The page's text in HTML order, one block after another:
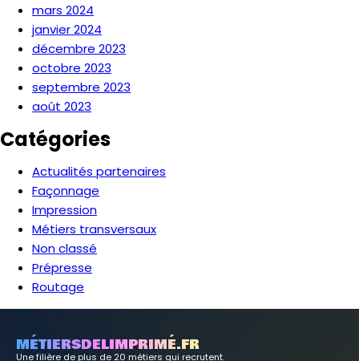
mars 2024
janvier 2024
décembre 2023
octobre 2023
septembre 2023
août 2023
Catégories
Actualités partenaires
Façonnage
Impression
Métiers transversaux
Non classé
Prépresse
Routage
MÉTIERSDELIMPRIMÉ.FR
Une filière de plus de 20 métiers qui recrutent.